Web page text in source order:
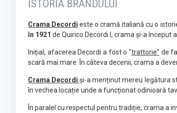
ISTORIA BRANDULUI
Crama Decordi este o cramă italiană cu o
în 1921 de Quirico Decordi I, crama și-a început
Inițial, afacerea Decordi a fost o "trattorie" de
scară mai mare. În câteva decenii, crama a
Crama Decordiși-a menținut mereu legătura
în vechea locație unde a funcționat odinioară
În paralel cu respectul pentru tradiție, crama a